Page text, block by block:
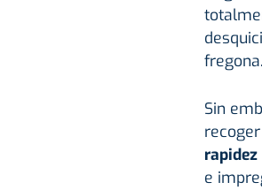
Sin
rapidez
e